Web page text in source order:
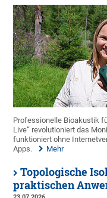
Professionelle Bioakustik
Live“ revolutioniert das
funktioniert ohne
Apps.
Mehr
Topologische
praktischen